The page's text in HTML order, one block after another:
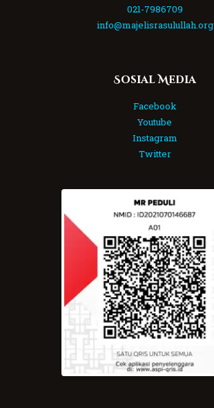
021-7986709
info@majelisrasulullah.org
Sosial Media
Facebook
Youtube
Instagram
Twitter